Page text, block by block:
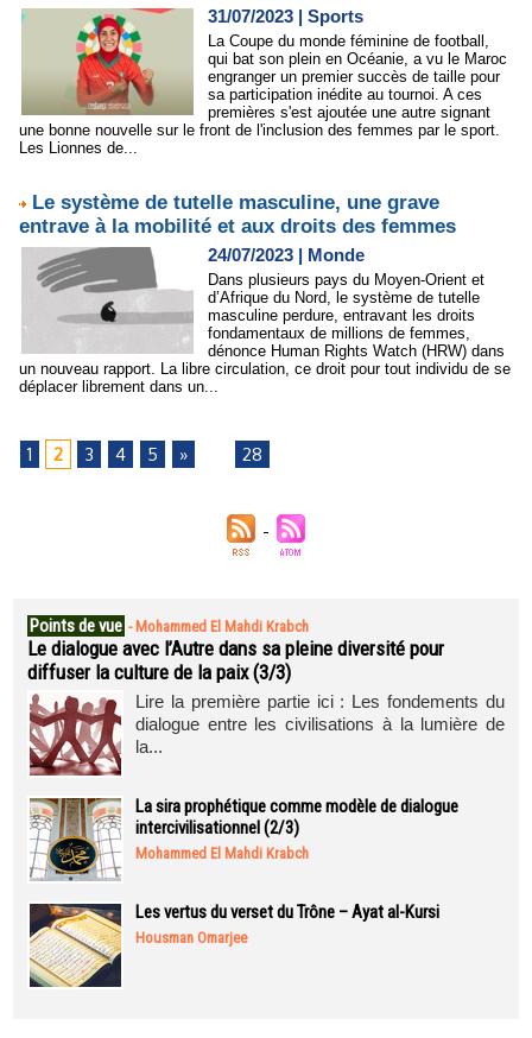
31/07/2023 | Sports
La Coupe du monde féminine de football,
qui bat son plein en Océanie, a vu le Maroc
engranger un premier succès de taille pour
sa participation inédite au tournoi. A ces
premières s'est ajoutée une autre signant
une bonne nouvelle sur le front de l'inclusion des femmes par le sport.
Les Lionnes de...
Le système de tutelle masculine, une grave
entrave à la mobilité et aux droits des femmes
24/07/2023 | Monde
Dans plusieurs pays du Moyen-Orient et
d’Afrique du Nord, le système de tutelle
masculine perdure, entravant les droits
fondamentaux de millions de femmes,
dénonce Human Rights Watch (HRW) dans
un nouveau rapport. La libre circulation, ce droit pour tout individu de se
déplacer librement dans un...
1 2 3 4 5 » 28
Points de vue - Mohammed El Mahdi Krabch
Le dialogue avec l’Autre dans sa pleine diversité pour
diffuser la culture de la paix (3/3)
Lire la première partie ici : Les fondements du
dialogue entre les civilisations à la lumière de
la...
La sira prophétique comme modèle de dialogue
intercivilisationnel (2/3)
Mohammed El Mahdi Krabch
Les vertus du verset du Trône – Ayat al-Kursi
Housman Omarjee